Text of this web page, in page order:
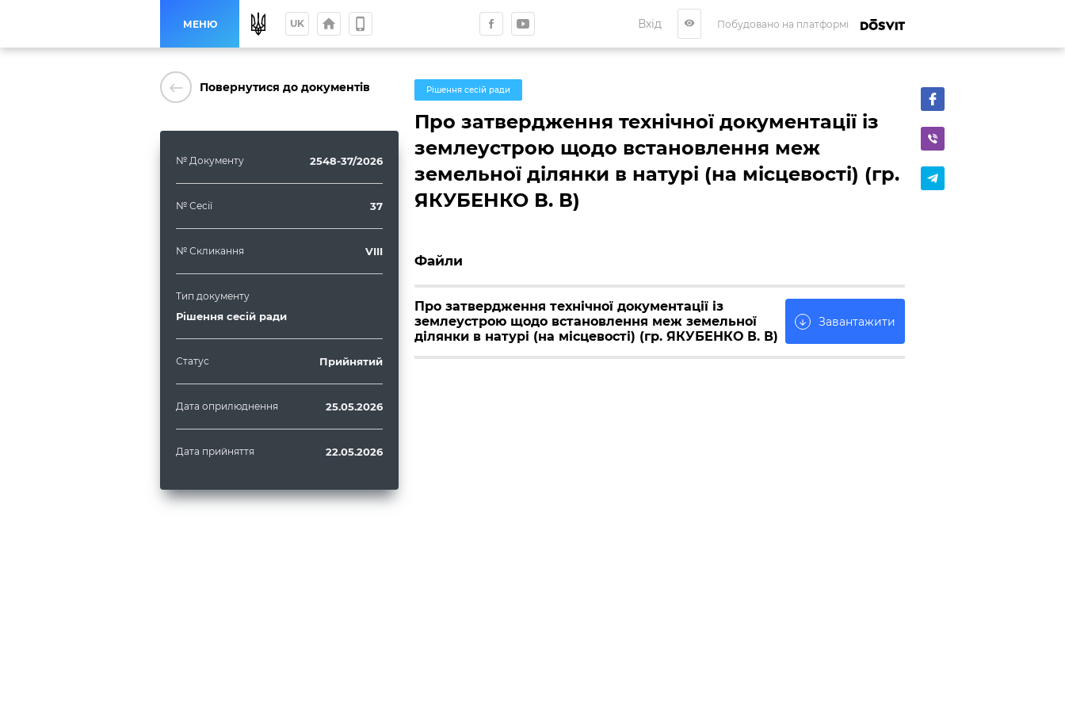
МЕНЮ UK home phone_iphone Вхід visibility Побудовано на платформі
keyboard_backspace Повернутися до документів
№ Документу 2548-37/2026
№ Сесії 37
№ Скликання VIII
Тип документу
Рішення сесій ради
Статус Прийнятий
Дата оприлюднення 25.05.2026
Дата прийняття 22.05.2026
Рішення сесій ради
Про затвердження технічної документації із
землеустрою щодо встановлення меж
земельної ділянки в натурі (на місцевості) (гр.
ЯКУБЕНКО В. В)
Файли
Про затвердження технічної документації із
землеустрою щодо встановлення меж земельної
ділянки в натурі (на місцевості) (гр. ЯКУБЕНКО В. В)
arrow_downward Завантажити